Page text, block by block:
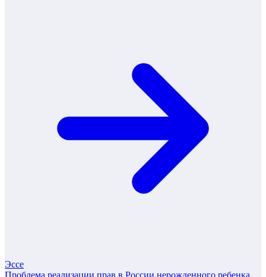
Эссе
Проблема реализации прав в России нерожденного ребенка